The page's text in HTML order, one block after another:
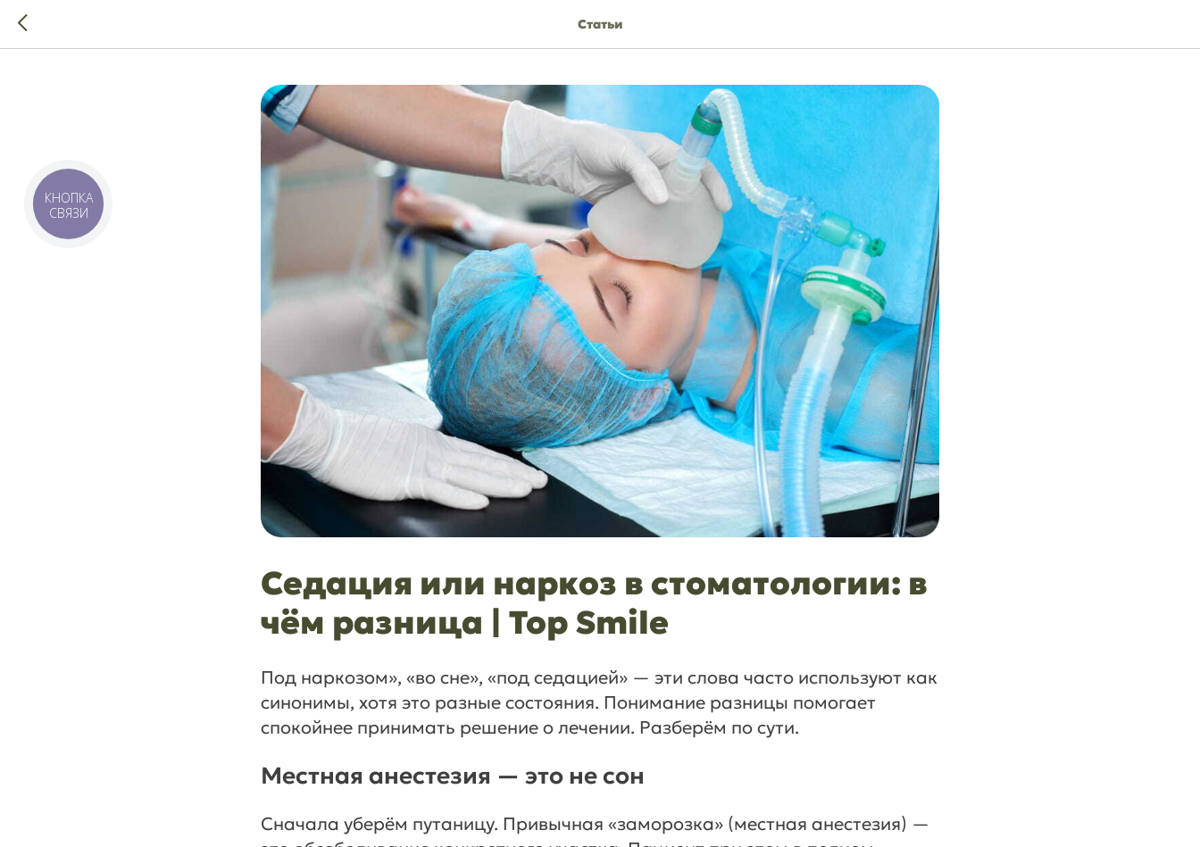
Статьи
Седация или наркоз в стоматологии: в
чём разница | Top Smile
Под наркозом», «во сне», «под седацией» — эти слова часто используют как
синонимы, хотя это разные состояния. Понимание разницы помогает
спокойнее принимать решение о лечении. Разберём по сути.
Местная анестезия — это не сон
Сначала уберём путаницу. Привычная «заморозка» (местная анестезия) —
КНОПКА
СВЯЗИ